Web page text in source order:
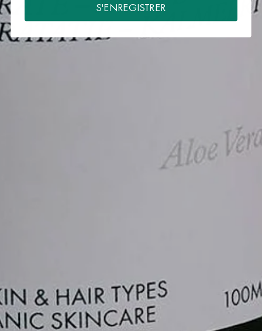
S'ENREGISTRER